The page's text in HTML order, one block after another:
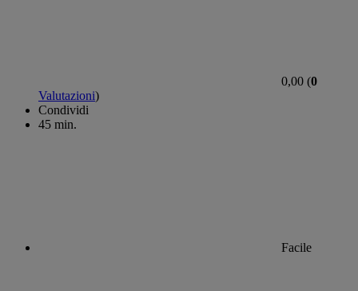
0,00 (0
Valutazioni)
Condividi
45 min.
Facile